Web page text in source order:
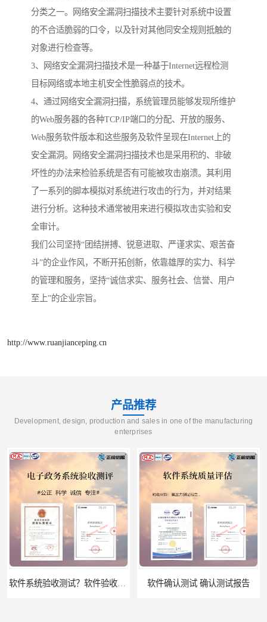
分类之一。网络安全漏洞扫描技术主要针对系统中设置
的不合适脆弱的口令，以及针对其他同安全规则抵触的
对象进行检查等。
3、网络安全漏洞扫描技术是一种基于Internet远程检测
目标网络或本地主机安全性脆弱点的技术。
4、通过网络安全漏洞扫描，系统管理员能够发现所维护
的Web服务器的各种TCP/IP端口的分配、开放的服务、
Web服务软件版本和这些服务及软件呈现在Internet上的
安全漏洞。网络安全漏洞扫描技术也是采用积的、非破
坏性的办法来检验系统是否有可能被攻击崩溃。其利用
了一系列的脚本模拟对系统进行攻击的行为，并对结果
进行分析。这种技术通常被用来进行模拟攻击实验和安
全审计。
我们公司坚持“团结拼搏、锐意进取、严谨求实、艰苦奋
斗”的企业作风，不断开拓创新，依靠雄厚的实力、科学
的管理和服务，坚持“诚信求实、服务社会、信誉、用户
至上”的企业宗旨。
http://www.ruanjianceping.cn
产品推荐
Development, design, production and sales in one of the manufacturing
enterprises
软件确认测试 确认测试报告